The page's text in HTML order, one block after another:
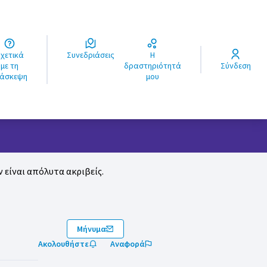
με τη
Συνεδριάσεις
Η
δραστηριότητά
μου
Σύνδεση
απόλυτα ακριβείς.
Μήνυμα
Ακολουθήστε
Αναφορά